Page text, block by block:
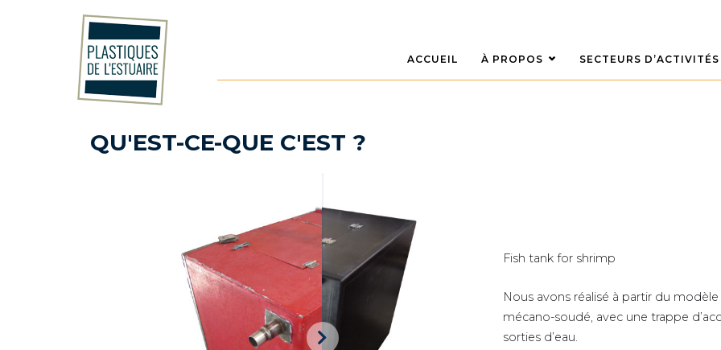
ACCUEIL À PROPOS SECTEURS D’ACTIVITÉS
QU'EST-CE-QUE C'EST ?
Fish tank for shrimp
Nous avons réalisé à partir du
mécano-soudé, avec une trappe
sorties d’eau.